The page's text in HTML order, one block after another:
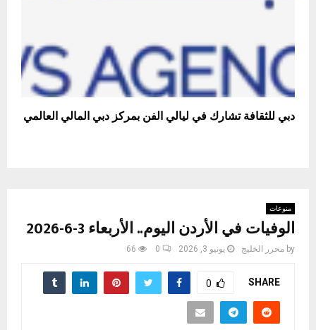
دبي للثقافة تشارك في ليالي الفن بمركز دبي المالي العالمي
منوعات
الوفيات في الأردن اليوم.. الأربعاء 3-6-2026
by محرر الخليج يونيو 3, 2026 0
66
SHARE
0